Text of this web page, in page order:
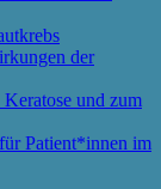
der
und zum
Patient*innen im